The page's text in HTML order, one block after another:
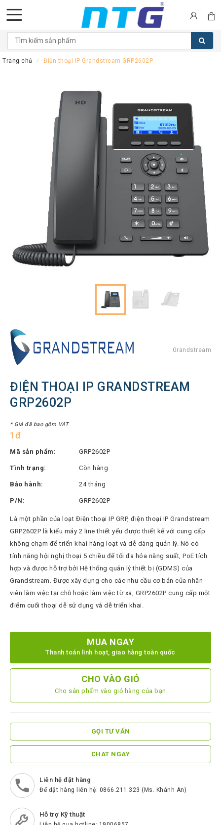
DANH
MỤC
SẢN
Thiết
bị
Tổng
bị
AV
Pro
Mạng
THƯƠNG
Lenovo
Thinksmart
CTL
Hytera
BTech
North
Hisense
Shure
Koplus
Ruijie
ScreenBeam
Htek
Spender
BenQ
Escene
Zycoo
Blueparrott
Trang chủ Điện thoại IP Grandstream GRP2602P
Grandstream
ĐIỆN THOẠI IP GRANDSTREAM
GRP2602P
* Giá đã bao gồm VAT
1đ
Mã sản phẩm: GRP2602P
Tình trạng: Còn hàng
Bảo hành: 24 tháng
P/N: GRP2602P
Là một phần của loạt Điện thoại IP GRP, điện thoại IP Grandstream
GRP2602P là kiểu máy 2 line thiết yếu được thiết kế với cung cấp
không chạm để triển khai hàng loạt và dễ dàng quản lý. Nó có
tính năng hội nghị thoại 5 chiều để tối đa hóa năng suất, PoE tích
hợp và được hỗ trợ bởi Hệ thống quản lý thiết bị (GDMS) của
Grandstream. Được xây dựng cho các nhu cầu cơ bản của nhân
viên làm việc tại chỗ hoặc làm việc từ xa, GRP2602P cung cấp một
điểm cuối thoại dễ sử dụng và dễ triển khai.
MUA NGAY
Thanh toán linh hoạt, giao hàng toàn quốc
CHO VÀO GIỎ
Cho sản phẩm vào giỏ hàng của bạn
GỌI TƯ VẤN
CHAT NGAY
Liên hệ đặt hàng
Để đặt hàng liên hệ: 0866.211.323 (Ms. Khánh An)
Hỗ trợ Kỹ thuật